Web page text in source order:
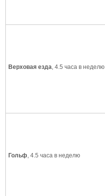
Верховая езда , 4.5 часа в неделю
Гольф , 4.5 часа в неделю